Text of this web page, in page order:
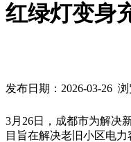
红绿灯变身
发布日期：2026-03-26
3月26日，成都市为解决
目旨在解决老旧小区电